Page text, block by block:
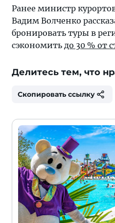
Ранее министр
Вадим Волченко
бронировать туры в
сэкономить до 30 % от
Делитесь тем, что
Скопировать ссылку